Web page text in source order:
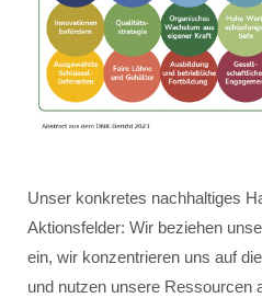
Unser konkretes nachhaltiges
Aktionsfelder: Wir beziehen
ein, wir konzentrieren uns auf
und nutzen unsere Ressourcen